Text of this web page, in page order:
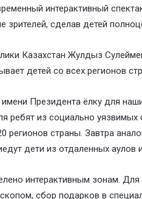
интерактивный
зрителей, сделав детей
Казахстан Жулдыз
детей со всех регионов
Президента ёлку для
ребят из социально
регионов страны. Завтра
дети из отдаленных аулов
интерактивным зонам. Для
сбор подарков в